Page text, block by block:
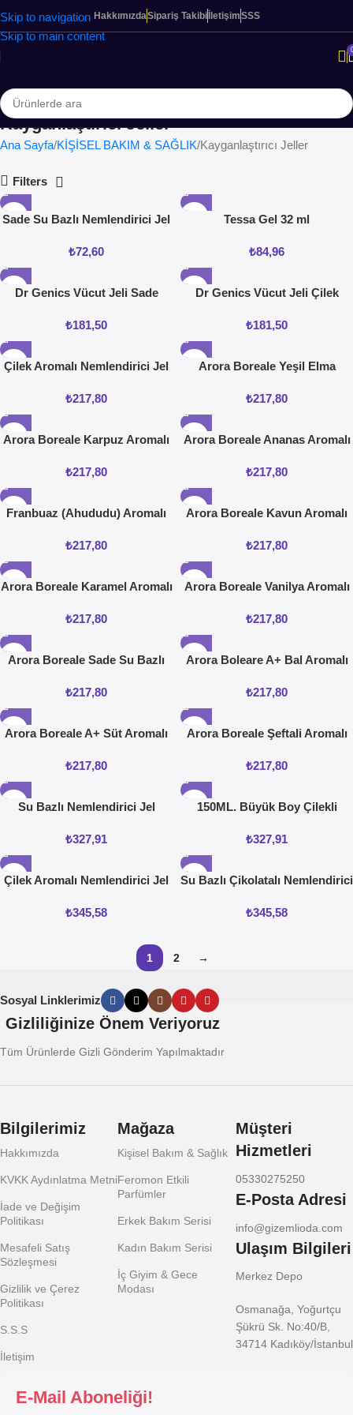
Skip to navigation
Skip to main content
HakkımızdaSipariş Takibi İletişimSSS
Kayganlaştırıcı Jeller
Ana Sayfa KİŞİSEL BAKIM & SAĞLIK Kayganlaştırıcı Jeller
Filters
Sade Su Bazlı Nemlendirici Jel
₺72,60
Tessa Gel 32 ml
₺84,96
Dr Genics Vücut Jeli Sade
₺181,50
Dr Genics Vücut Jeli Çilek
₺181,50
Çilek Aromalı Nemlendirici Jel
₺217,80
Arora Boreale Yeşil Elma
₺217,80
Arora Boreale Karpuz Aromalı
₺217,80
Arora Boreale Ananas Aromalı
₺217,80
Franbuaz (Ahududu) Aromalı
₺217,80
Arora Boreale Kavun Aromalı
₺217,80
Arora Boreale Karamel Aromalı
₺217,80
Arora Boreale Vanilya Aromalı
₺217,80
Arora Boreale Sade Su Bazlı
₺217,80
Arora Boleare A+ Bal Aromalı
₺217,80
Arora Boreale A+ Süt Aromalı
₺217,80
Arora Boreale Şeftali Aromalı
₺217,80
Su Bazlı Nemlendirici Jel
₺327,91
150ML. Büyük Boy Çilekli
₺327,91
Çilek Aromalı Nemlendirici Jel
₺345,58
Su Bazlı Çikolatalı Nemlendirici
₺345,58
1 2 →
Okumaya Devam Et!
Sosyal Linklerimiz
Gizliliğinize Önem Veriyoruz
Tüm Ürünlerde Gizli Gönderim Yapılmaktadır
Bilgilerimiz
Hakkımızda
KVKK Aydınlatma Metni
İade ve Değişim
Politikası
Mesafeli Satış
Sözleşmesi
Gizlilik ve Çerez
Politikası
S.S.S
İletişim
Mağaza
Kişisel Bakım & Sağlık
Feromon Etkili
Parfümler
Erkek Bakım Serisi
Kadın Bakım Serisi
İç Giyim & Gece
Modası
Müşteri
Hizmetleri
05330275250
E-Posta Adresi
info@gizemlioda.com
Ulaşım Bilgileri
Merkez Depo
Osmanağa, Yoğurtçu
Şükrü Sk. No:40/B,
34714 Kadıköy/İstanbul
E-Mail Aboneliği!